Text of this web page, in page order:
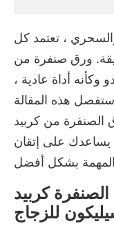
، تعتمد كل
ورق صنفرة من
وكأنه أداة عادية ،
هذه المقالة
الصنفرة من كربيد
يساعدك على إتقان
كربيد
للزجاج